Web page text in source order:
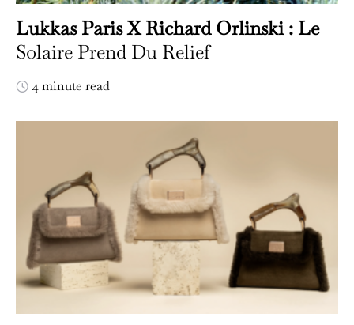
Lukkas Paris X Richard Orlinski : Le
Solaire Prend Du Relief
4 minute read